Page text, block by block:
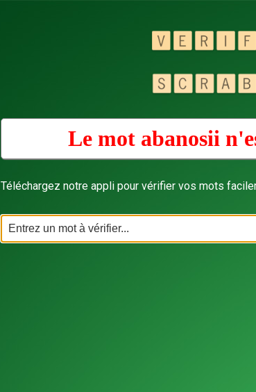
Le mot abanosii
Téléchargez notre appli pour vérifier vos mots